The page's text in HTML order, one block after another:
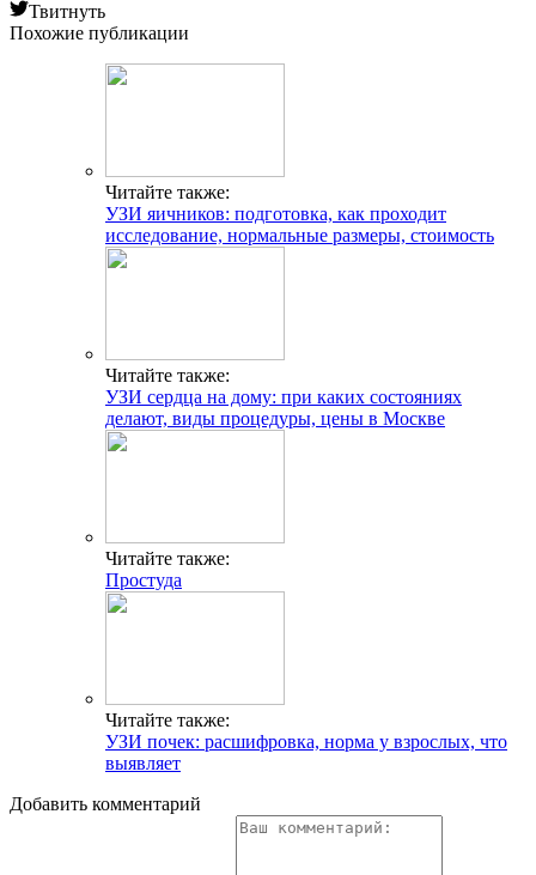
Твитнуть
Похожие публикации
Читайте также:
УЗИ яичников: подготовка, как проходит
исследование, нормальные размеры, стоимость
Читайте также:
УЗИ сердца на дому: при каких состояниях
делают, виды процедуры, цены в Москве
Читайте также:
Простуда
Читайте также:
УЗИ почек: расшифровка, норма у взрослых, что
выявляет
Добавить комментарий